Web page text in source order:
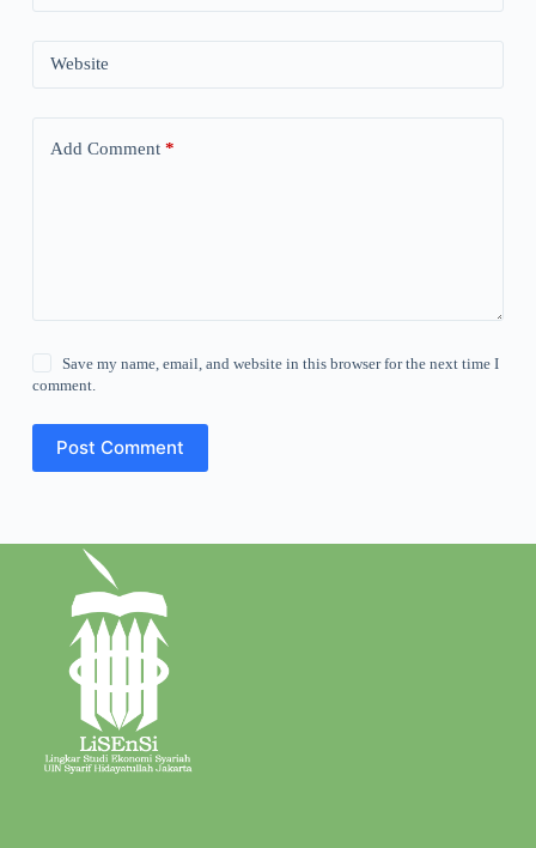
Website
Add Comment*
Save my name, email, and website in this browser for the next time I
comment.
Post Comment